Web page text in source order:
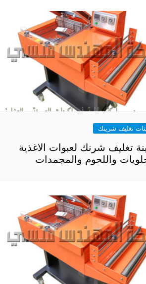
تغليف شرينك
تغليف شرنك لعبوات الاغذية
واللحوم والمجمدات